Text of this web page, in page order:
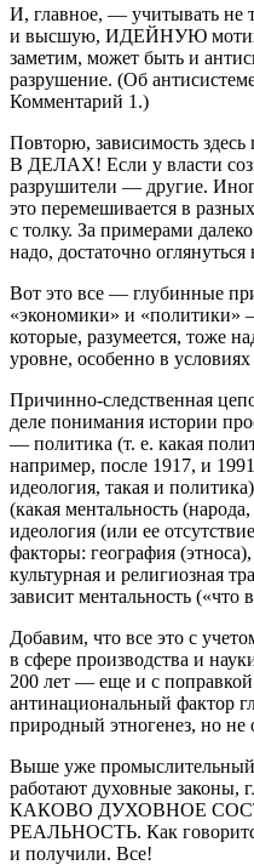
И, главное, — учитывать не
и высшую, ИДЕЙНУЮ
заметим, может быть и
разрушение. (Об
Комментарий 1.)
Повторю, зависимость
В ДЕЛАХ! Если у власти
разрушители — другие.
это перемешивается в
с толку. За примерами
надо, достаточно
Вот это все — глубинные
«экономики» и «политики»
которые, разумеется, тоже
уровне, особенно в
Причинно-следственная
деле понимания истории
— политика (т. е. какая
например, после 1917, и
идеология, такая и
(какая ментальность
идеология (или ее
факторы: география (этноса),
культурная и религиозная
зависит ментальность («что
Добавим, что все это с
в сфере производства и
200 лет — еще и с
антинациональный фактор
природный этногенез, но не
Выше уже
работают духовные законы,
КАКОВО ДУХОВНОЕ
РЕАЛЬНОСТЬ. Как
и получили. Все!